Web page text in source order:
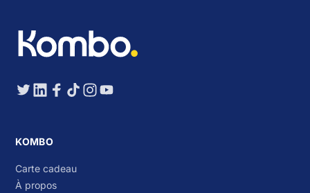
KOMBO
Carte cadeau
À propos